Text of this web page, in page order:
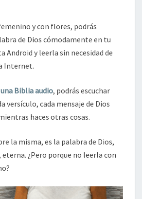
y con flores, podrás
de Dios cómodamente en tu
y leerla sin necesidad de
Internet.
Biblia audio, podrás escuchar
versículo, cada mensaje de Dios
haces otras cosas.
la misma, es la palabra de Dios,
¿Pero porque no leerla con